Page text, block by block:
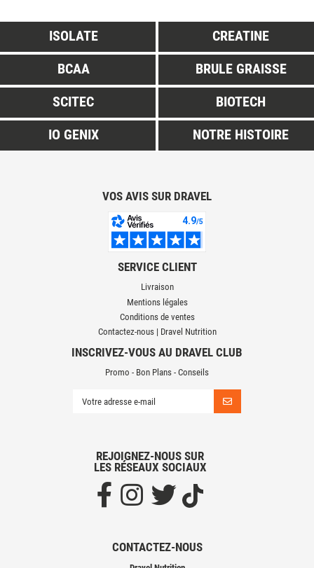
ISOLATE
CREATINE
BCAA
BRULE GRAISSE
SCITEC
BIOTECH
IO GENIX
NOTRE HISTOIRE
VOS AVIS SUR DRAVEL
SERVICE CLIENT
Livraison
Mentions légales
Conditions de ventes
Contactez-nous | Dravel Nutrition
CONTACTEZ-NOUS
INSCRIVEZ-VOUS AU DRAVEL CLUB
Promo - Bon Plans - Conseils
REJOIGNEZ-NOUS SUR
LES RÉSEAUX SOCIAUX